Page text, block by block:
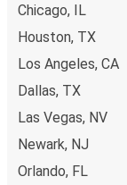
Chicago, IL
Houston, TX
Los Angeles, CA
Dallas, TX
Las Vegas, NV
Newark, NJ
Orlando, FL